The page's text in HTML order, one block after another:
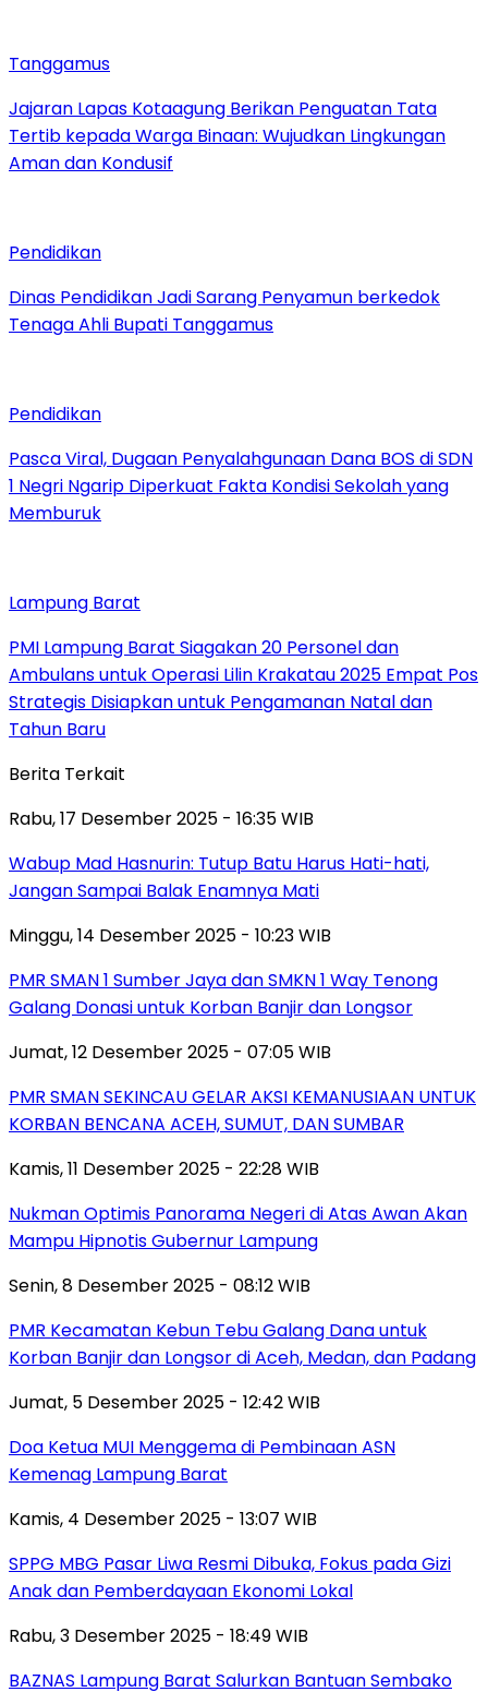
Tanggamus
Jajaran Lapas Kotaagung Berikan Penguatan Tata
Tertib kepada Warga Binaan: Wujudkan Lingkungan
Aman dan Kondusif
Pendidikan
Dinas Pendidikan Jadi Sarang Penyamun berkedok
Tenaga Ahli Bupati Tanggamus
Pendidikan
Pasca Viral, Dugaan Penyalahgunaan Dana BOS di SDN
1 Negri Ngarip Diperkuat Fakta Kondisi Sekolah yang
Memburuk
Lampung Barat
PMI Lampung Barat Siagakan 20 Personel dan
Ambulans untuk Operasi Lilin Krakatau 2025 Empat Pos
Strategis Disiapkan untuk Pengamanan Natal dan
Tahun Baru
Berita Terkait
Rabu, 17 Desember 2025 - 16:35 WIB
Wabup Mad Hasnurin: Tutup Batu Harus Hati-hati,
Jangan Sampai Balak Enamnya Mati
Minggu, 14 Desember 2025 - 10:23 WIB
PMR SMAN 1 Sumber Jaya dan SMKN 1 Way Tenong
Galang Donasi untuk Korban Banjir dan Longsor
Jumat, 12 Desember 2025 - 07:05 WIB
PMR SMAN SEKINCAU GELAR AKSI KEMANUSIAAN UNTUK
KORBAN BENCANA ACEH, SUMUT, DAN SUMBAR
Kamis, 11 Desember 2025 - 22:28 WIB
Nukman Optimis Panorama Negeri di Atas Awan Akan
Mampu Hipnotis Gubernur Lampung
Senin, 8 Desember 2025 - 08:12 WIB
PMR Kecamatan Kebun Tebu Galang Dana untuk
Korban Banjir dan Longsor di Aceh, Medan, dan Padang
Jumat, 5 Desember 2025 - 12:42 WIB
Doa Ketua MUI Menggema di Pembinaan ASN
Kemenag Lampung Barat
Kamis, 4 Desember 2025 - 13:07 WIB
SPPG MBG Pasar Liwa Resmi Dibuka, Fokus pada Gizi
Anak dan Pemberdayaan Ekonomi Lokal
Rabu, 3 Desember 2025 - 18:49 WIB
BAZNAS Lampung Barat Salurkan Bantuan Sembako